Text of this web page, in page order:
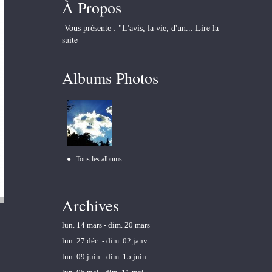
À Propos
Vous présente : "L'avis, la vie, d'un... Lire la
suite
Albums Photos
Tous les albums
Archives
lun. 14 mars - dim. 20 mars
lun. 27 déc. - dim. 02 janv.
lun. 09 juin - dim. 15 juin